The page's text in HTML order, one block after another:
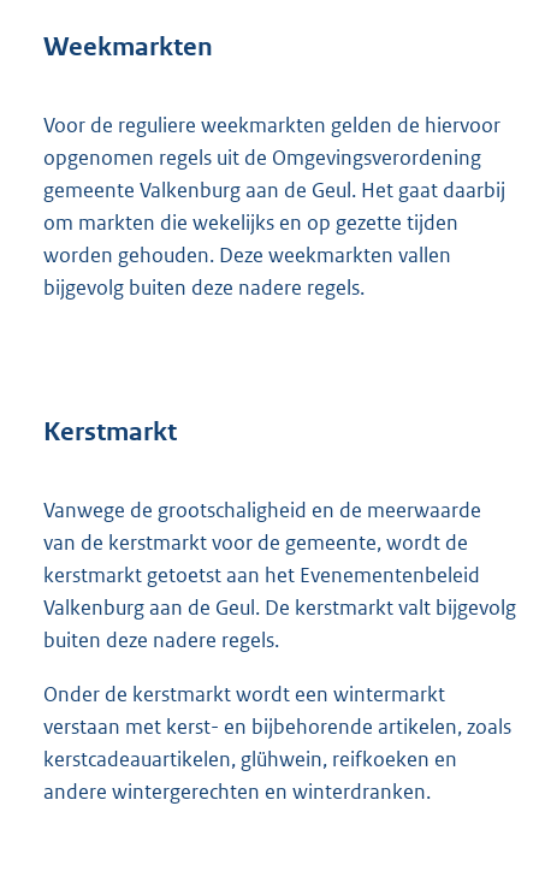
Weekmarkten
Voor de reguliere weekmarkten gelden de hiervoor
opgenomen regels uit de Omgevingsverordening
gemeente Valkenburg aan de Geul. Het gaat daarbij
om markten die wekelijks en op gezette tijden
worden gehouden. Deze weekmarkten vallen
bijgevolg buiten deze nadere regels.
Kerstmarkt
Vanwege de grootschaligheid en de meerwaarde
van de kerstmarkt voor de gemeente, wordt de
kerstmarkt getoetst aan het Evenementenbeleid
Valkenburg aan de Geul. De kerstmarkt valt bijgevolg
buiten deze nadere regels.
Onder de kerstmarkt wordt een wintermarkt
verstaan met kerst- en bijbehorende artikelen, zoals
kerstcadeauartikelen, glühwein, reifkoeken en
andere wintergerechten en winterdranken.